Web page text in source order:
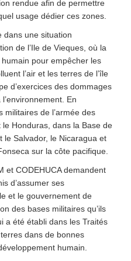
rendue afin de permettre
usage dédier ces zones.
dans une situation
de l’Ile de Vieques, où la
pour empêcher les
l’air et les terres de l’île
d’exercices des dommages
En
militaires de l’armée des
Honduras, dans la Base de
le Salvador, le Nicaragua et
sur la côte pacifique.
et CODEHUCA demandent
d’assumer ses
et le gouvernement de
des bases militaires qu’ils
a été établi dans les Traités
dans de bonnes
humain.